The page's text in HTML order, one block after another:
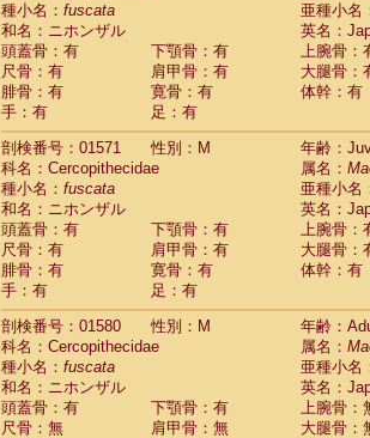
種小名： fuscata
亜種小名
和名：ニホンザル
英名：
頭蓋骨：有
下顎骨：有
上腕骨：
尺骨：有
肩甲骨：有
大腿骨：
腓骨：有
寛骨：有
体幹：有
手：有
足：有
剖検番号：01571
性別：M
年齢：
科名：Cercopithecidae
属名：
種小名： fuscata
亜種小名
和名：ニホンザル
英名：
頭蓋骨：有
下顎骨：有
上腕骨：
尺骨：有
肩甲骨：有
大腿骨：
腓骨：有
寛骨：有
体幹：有
手：有
足：有
剖検番号：01580
性別：M
年齢：
科名：Cercopithecidae
属名：
種小名： fuscata
亜種小名
和名：ニホンザル
英名：
頭蓋骨：有
下顎骨：有
上腕骨：
尺骨：無
肩甲骨：無
大腿骨：